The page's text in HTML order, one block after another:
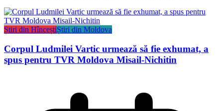
Știri din HînceștiȘtiri din Moldova
Corpul Ludmilei Vartic urmează să fie exhumat, a
spus pentru TVR Moldova Misail-Nichitin